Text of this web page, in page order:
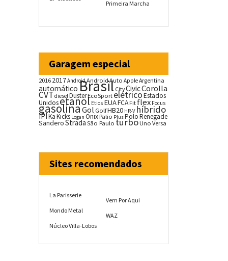
Primeira Marcha
Garagem especial
20162017AndroidAndroid Auto AppleArgentina
automáticoBrasil CityCivicCorolla
CVTdieselDusterEcoSportelétricoEstados
Unidosetanol Etios EUAFCA Fit flex Focus
gasolina Gol GolfHB20 HR-V híbrido
IPIKaKicks Logan OnixPalio PlusPoloRenegade
SanderoStrada São Paulo turboUno Versa
Sites recomendados
La Parisserie
Mondo Metal
Núcleo Villa-Lobos
Vem Por Aqui
WAZ